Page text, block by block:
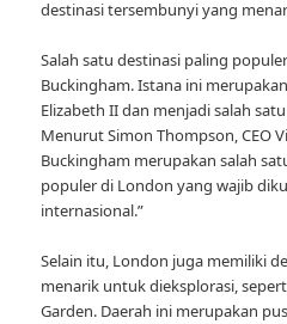
destinasi tersembunyi yang
Salah satu destinasi paling
Buckingham. Istana ini
Elizabeth II dan menjadi salah
Menurut Simon Thompson, CEO
Buckingham merupakan salah
populer di London yang wajib
internasional.”
Selain itu, London juga memiliki
menarik untuk dieksplorasi,
Garden. Daerah ini merupakan